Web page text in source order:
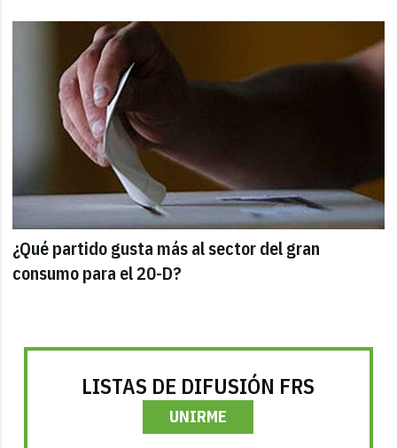
¿Qué partido gusta más al sector del gran
consumo para el 20-D?
LISTAS DE DIFUSIÓN FRS
UNIRME